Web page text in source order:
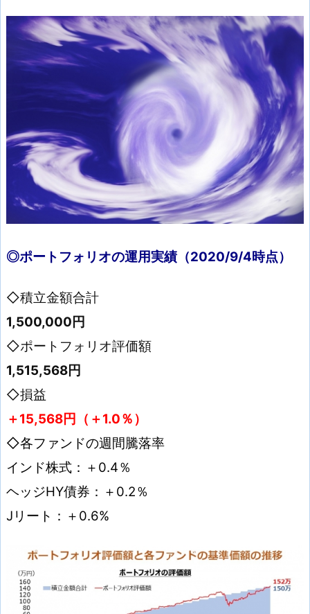
◎ポートフォリオの運用実績（2020/9/4時点）
◇積立金額合計
1,500,000円
◇ポートフォリオ評価額
1,515,568円
◇損益
＋15,568円（＋1.0％）
◇各ファンドの週間騰落率
インド株式：＋0.4％
ヘッジHY債券：＋0.2％
Jリート：＋0.6%